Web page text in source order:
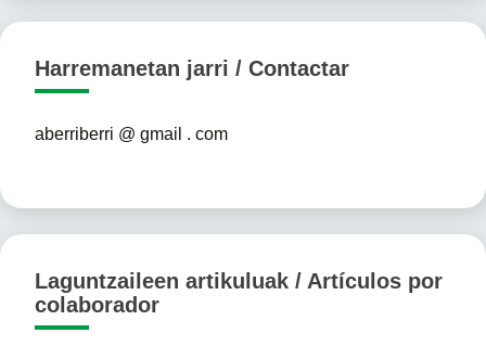
Harremanetan jarri / Contactar
aberriberri @ gmail . com
Laguntzaileen artikuluak / Artículos por
colaborador